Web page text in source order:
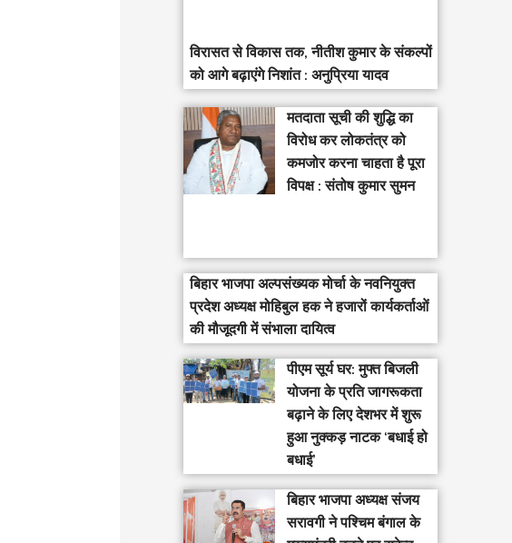
विरासत से विकास तक, नीतीश कुमार के संकल्पों
को आगे बढ़ाएंगे निशांत : अनुप्रिया यादव
मतदाता सूची की शुद्धि का
विरोध कर लोकतंत्र को
कमजोर करना चाहता है पूरा
विपक्ष : संतोष कुमार सुमन
बिहार भाजपा अल्पसंख्यक मोर्चा के नवनियुक्त
प्रदेश अध्यक्ष मोहिबुल हक ने हजारों कार्यकर्ताओं
की मौजूदगी में संभाला दायित्व
पीएम सूर्य घर: मुफ्त बिजली
योजना के प्रति जागरूकता
बढ़ाने के लिए देशभर में शुरू
हुआ नुक्कड़ नाटक ‘बधाई हो
बधाई’
‎बिहार भाजपा अध्यक्ष संजय
सरावगी ने पश्चिम बंगाल के